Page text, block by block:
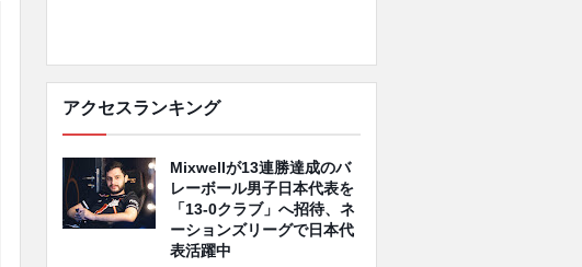
アクセスランキング
Mixwellが13連勝達成のバ
レーボール男子日本代表を
「13-0クラブ」へ招待、ネ
ーションズリーグで日本代
表活躍中